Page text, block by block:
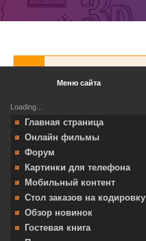
Меню сайта
Loading...
Главная страница
Онлайн фильмы
Форум
Картинки для телефона
Мобильный контент
Стол заказов на кодировку
Обзор новинок
Гостевая книга